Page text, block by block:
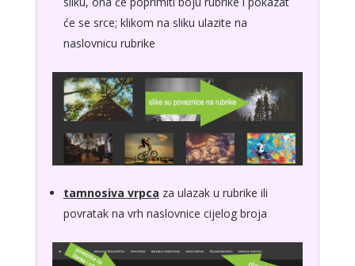
će se srce; klikom na sliku ulazite na
naslovnicu rubrike
tamnosiva vrpca za ulazak u rubrike ili
povratak na vrh naslovnice cijelog broja